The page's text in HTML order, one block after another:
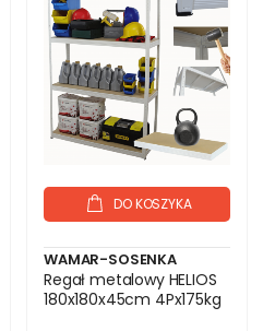
DO KOSZYKA
WAMAR-SOSENKA
Regał metalowy HELIOS
180x180x45cm 4Px175kg